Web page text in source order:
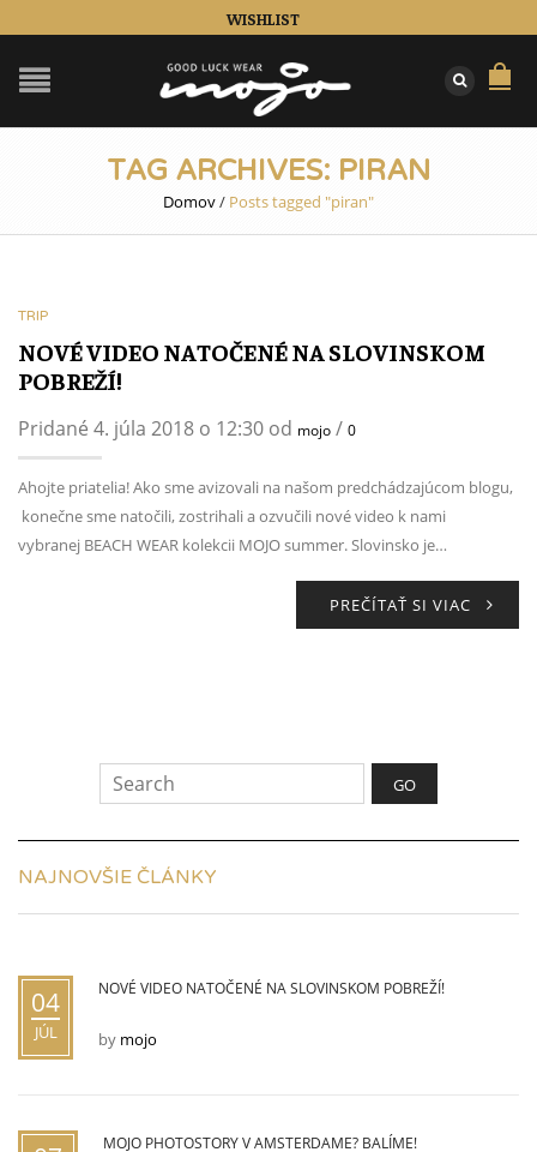
WISHLIST
TAG ARCHIVES: PIRAN
Domov/ Posts tagged "piran"
TRIP
NOVÉ VIDEO NATOČENÉ NA SLOVINSKOM
POBREŽÍ!
Pridané 4. júla 2018 o 12:30 od mojo / 0
Ahojte priatelia! Ako sme avizovali na našom predchádzajúcom blogu,
konečne sme natočili, zostrihali a ozvučili nové video k nami
vybranej BEACH WEAR kolekcii MOJO summer. Slovinsko je…
PREČÍTAŤ SI VIAC
NAJNOVŠIE ČLÁNKY
04
JÚL
NOVÉ VIDEO NATOČENÉ NA SLOVINSKOM POBREŽÍ!
by mojo
MOJO PHOTOSTORY V AMSTERDAME? BALÍME!